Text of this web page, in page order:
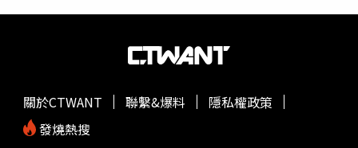
關於CTWANT 聯繫&爆料
隱私權政策
發燒熱搜